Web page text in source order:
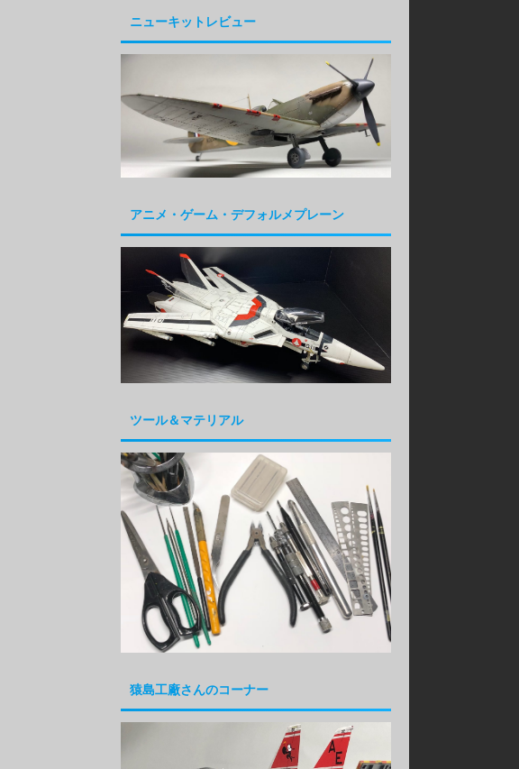
ニューキットレビュー
アニメ・ゲーム・デフォルメプレーン
ツール＆マテリアル
猿島工廠さんのコーナー